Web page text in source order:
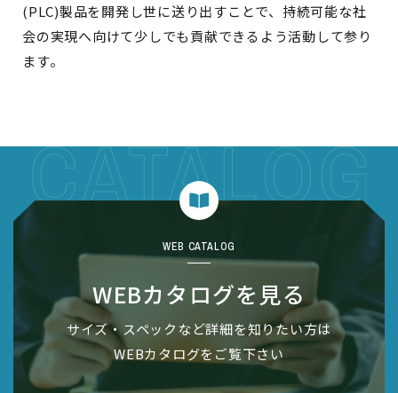
(PLC)製品を開発し世に送り出すことで、持続可能な社
会の実現へ向けて少しでも貢献できるよう活動して参り
ます。
WEB CATALOG
WEBカタログを見る
サイズ・スペックなど詳細を知りたい方は
WEBカタログをご覧下さい